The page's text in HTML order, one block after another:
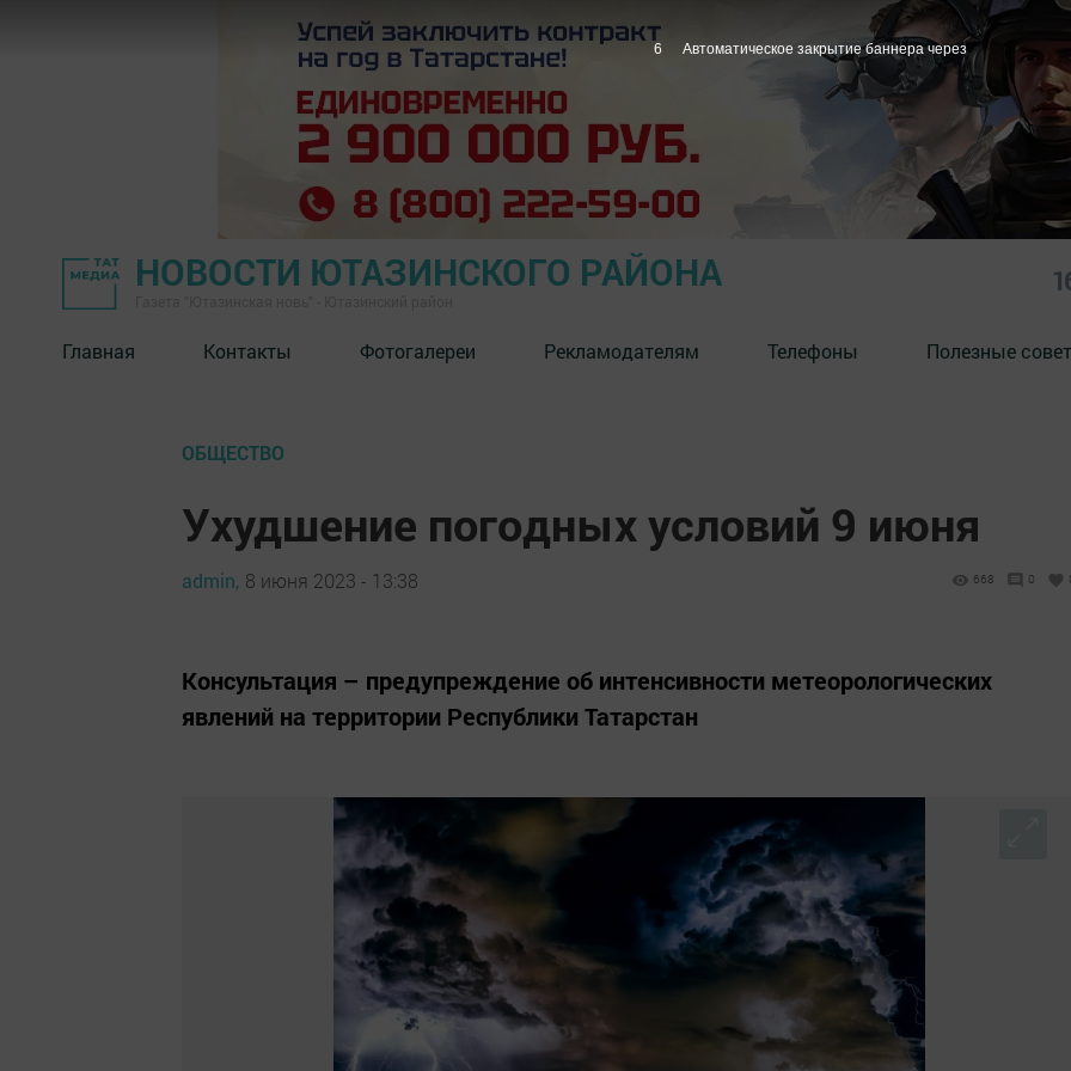
НОВОСТИ ЮТАЗИНСКОГО РАЙОНА
Главная Контакты Фотогалереи Рекламодателям Телефоны Полезные
ОБЩЕСТВО
Ухудшение погодных условий 9 июня
admin, 8 июня 2023 - 13:38 668 0
Консультация – предупреждение об интенсивности метеорологических
явлений на территории Республики Татарстан
5 Автоматическое закрытие баннера через